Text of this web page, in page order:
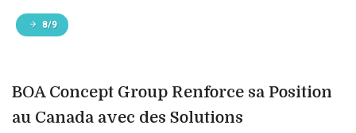
8/9
BOA Concept Group Renforce sa Position
au Canada avec des Solutions